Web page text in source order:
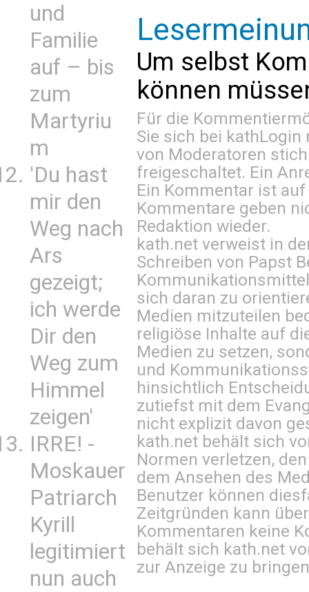
und
Familie
auf – bis
zum
Martyriu
m
'Du hast
mir den
Weg nach
Ars
gezeigt;
ich werde
Dir den
Weg zum
Himmel
zeigen'
IRRE! -
Moskauer
Patriarch
Kyrill
legitimiert
nun auch
Um selbst
können
Für die
Sie sich bei kathLogin
von Moderatoren
freigeschaltet. Ein
Ein Kommentar ist
Kommentare geben
Redaktion wieder.
kath.net verweist in
Schreiben von Papst
sich daran zu
Medien mitzuteilen
religiöse Inhalte auf
Medien zu setzen,
und
hinsichtlich
zutiefst mit dem
nicht explizit davon
kath.net behält sich
Normen verletzen,
dem Ansehen des
Benutzer können
Zeitgründen kann
Kommentaren keine
behält sich kath.net
zur Anzeige zu